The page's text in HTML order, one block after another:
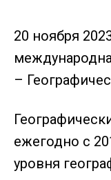
20 ноября
–
ежегодно с
уровня